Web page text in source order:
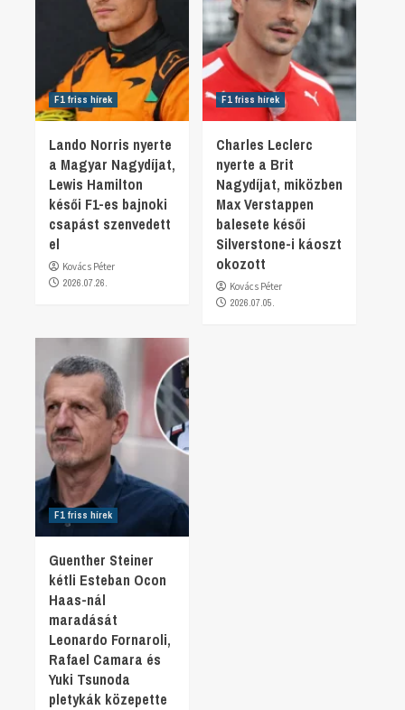
F1 friss hírek
Lando Norris nyerte
a Magyar Nagydíjat,
Lewis Hamilton
késői F1-es bajnoki
csapást szenvedett
el
Kovács Péter
2026.07.26.
F1 friss hírek
Charles Leclerc
nyerte a Brit
Nagydíjat, miközben
Max Verstappen
balesete késői
Silverstone-i káoszt
okozott
Kovács Péter
2026.07.05.
F1 friss hírek
Guenther Steiner
kétli Esteban Ocon
Haas-nál
maradását
Leonardo Fornaroli,
Rafael Camara és
Yuki Tsunoda
pletykák közepette